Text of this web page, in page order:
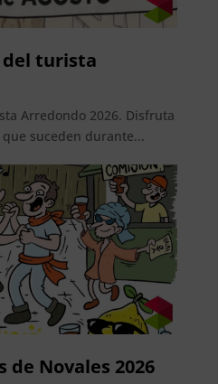
del turista
Arredondo 2026. Disfruta
suceden durante...
de Novales 2026